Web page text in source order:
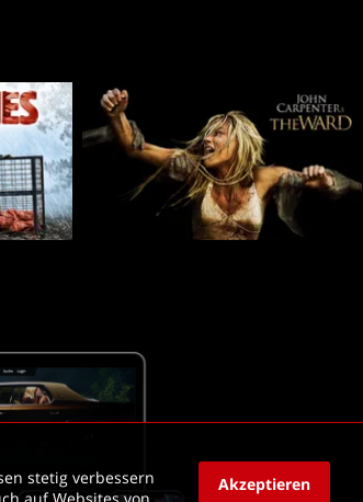
stetig verbessern
Akzeptieren